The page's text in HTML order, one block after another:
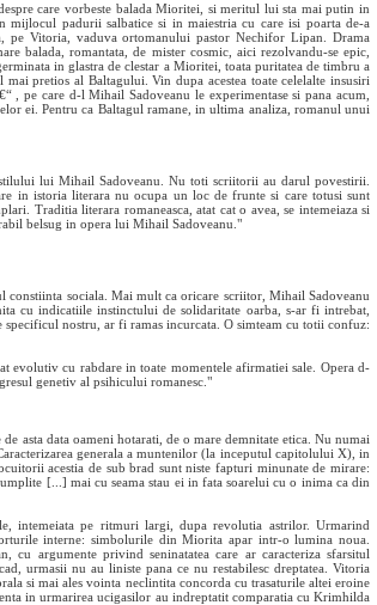
care vorbeste balada Mioritei, si meritul lui sta mai putin in
mijlocul padurii salbatice si in maiestria cu care isi poarta de-a
Vitoria, vaduva ortomanului pastor Nechifor Lipan. Drama
balada, romantata, de mister cosmic, aici rezolvandu-se epic,
in glastra de clestar a Mioritei, toata puritatea de timbru a
pretios al Baltagului. Vin dupa acestea toate celelalte insusiri
, pe care d-l Mihail Sadoveanu le experimentase si pana acum,
ei. Pentru ca Baltagul ramane, in ultima analiza, romanul unui
lui Mihail Sadoveanu. Nu toti scriitorii au darul povestirii.
in istoria literara nu ocupa un loc de frunte si care totusi sunt
Traditia literara romaneasca, atat cat o avea, se intemeiaza si
belsug in opera lui Mihail Sadoveanu."
sociala. Mai mult ca oricare scriitor, Mihail Sadoveanu
cu indicatiile instinctului de solidaritate oarba, s-ar fi intrebat,
specificul nostru, ar fi ramas incurcata. O simteam cu totii confuz:
evolutiv cu rabdare in toate momentele afirmatiei sale. Opera d-
genetiv al psihicului romanesc."
asta data oameni hotarati, de o mare demnitate etica. Nu numai
generala a muntenilor (la inceputul capitolului X), in
acestia de sub brad sunt niste fapturi minunate de mirare:
[...] mai cu seama stau ei in fata soarelui cu o inima ca din
intemeiata pe ritmuri largi, dupa revolutia astrilor. Urmarind
interne: simbolurile din Miorita apar intr-o lumina noua.
cu argumente privind seninatatea care ar caracteriza sfarsitul
urmasii nu au liniste pana ce nu restabilesc dreptatea. Vitoria
si mai ales vointa neclintita concorda cu trasaturile altei eroine
in urmarirea ucigasilor au indreptatit comparatia cu Krimhilda